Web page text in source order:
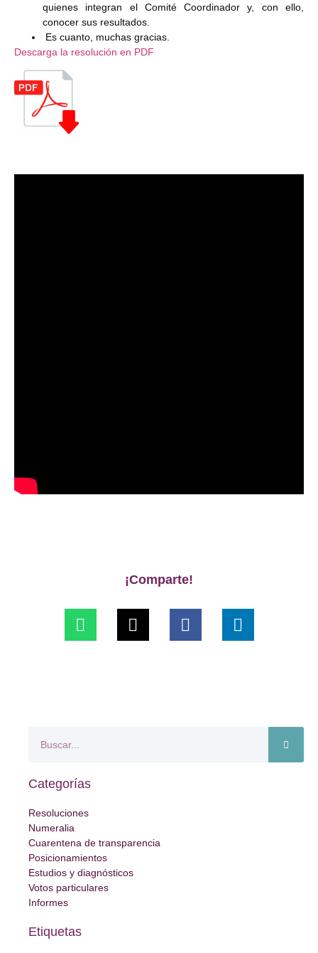
quienes integran el Comité Coordinador y, con ello,
conocer sus resultados.
Es cuanto, muchas gracias.
Descarga la resolución en PDF
¡Comparte!
Categorías
Resoluciones
Numeralia
Cuarentena de transparencia
Posicionamientos
Estudios y diagnósticos
Votos particulares
Informes
Etiquetas